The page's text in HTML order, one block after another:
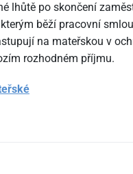
lhůtě po skončení
běží pracovní
na mateřskou v
rozhodném příjmu.